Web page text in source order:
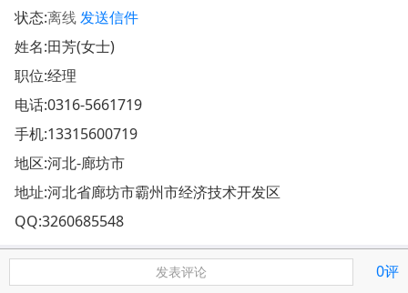
状态:离线发送信件
姓名:田芳(女士)
职位:经理
电话:0316-5661719
手机:13315600719
地区:河北-廊坊市
地址:河北省廊坊市霸州市经济技术开发区
QQ:3260685548
发表评论 0评